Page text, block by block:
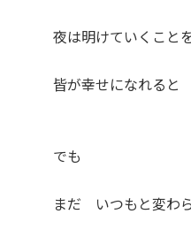
夜は明けていくこ
皆が幸せになれる
でも
まだ いつもと変わ